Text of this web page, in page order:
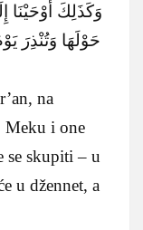
وَكَذَلِكَ أَوْحَيْنَا
حَوْلَهَا وَتُنْذِرَ
na
Meku i one
se skupiti – u
u džennet, a